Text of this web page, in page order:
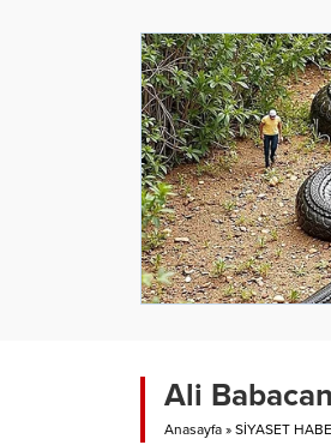
Ali
Anasayfa » SİYASET